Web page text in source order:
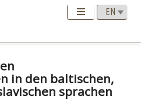
in den baltischen,
sprachen